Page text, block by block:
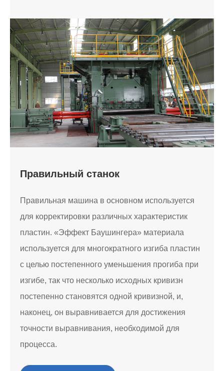
Правильный станок
Правильная машина в основном используется
для корректировки различных характеристик
пластин. «Эффект Баушингера» материала
используется для многократного изгиба пластин
с целью постепенного уменьшения прогиба при
изгибе, так что несколько исходных кривизн
постепенно становятся одной кривизной, и,
наконец, он выравнивается для достижения
точности выравнивания, необходимой для
процесса.